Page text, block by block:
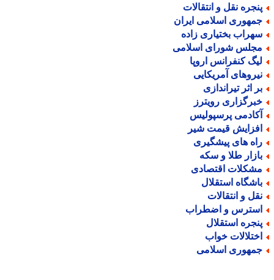
نقل و انتقالات
اسلامی ایران
بختیاری زاده
شورای اسلامی
کنفرانس اروپا
آمریکایی
اثر تیراندازی
رویترز
پرسپولیس
قیمت شیر
های پیشگیری
طلا و سکه
اقتصادی
استقلال
و انتقالات
و اضطراب
استقلال
خواب
اسلامی